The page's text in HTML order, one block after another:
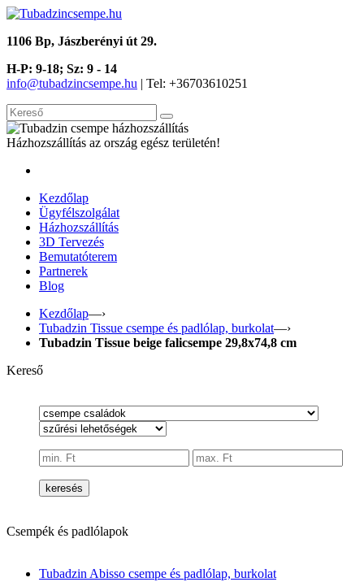
1106 Bp, Jászberényi út 29.
H-P: 9-18; Sz: 9 - 14
info@tubadzincsempe.hu | Tel: +36703610251
Házhozszállítás az ország egész területén!
Kezdőlap
Ügyfélszolgálat
Házhozszállítás
3D Tervezés
Bemutatóterem
Partnerek
Blog
Kezdőlap—›
Tubadzin Tissue csempe és padlólap, burkolat—›
Tubadzin Tissue beige falicsempe 29,8x74,8 cm
Kereső
keresés
Csempék és padlólapok
Tubadzin Abisso csempe és padlólap, burkolat